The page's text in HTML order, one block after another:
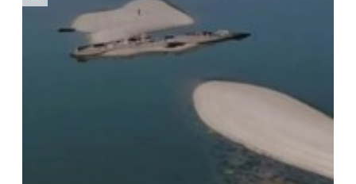
و مقاوم |
پرداخت
قسطی
همین الان
سفارش بده